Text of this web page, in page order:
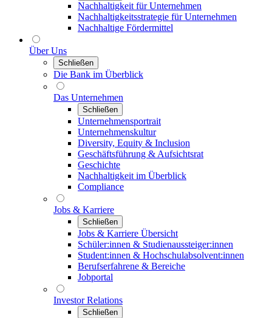
Nachhaltigkeit für Unternehmen
Nachhaltigkeitsstrategie für Unternehmen
Nachhaltige Fördermittel
Über Uns
Schließen
Die Bank im Überblick
Das Unternehmen
Schließen
Unternehmensportrait
Unternehmenskultur
Diversity, Equity & Inclusion
Geschäftsführung & Aufsichtsrat
Geschichte
Nachhaltigkeit im Überblick
Compliance
Jobs & Karriere
Schließen
Jobs & Karriere Übersicht
Schüler:innen & Studienaussteiger:innen
Student:innen & Hochschulabsolvent:innen
Berufserfahrene & Bereiche
Jobportal
Investor Relations
Schließen